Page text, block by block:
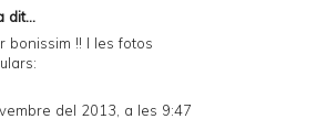
dit...
bonissim !! I les fotos
del 2013, a les 9:47